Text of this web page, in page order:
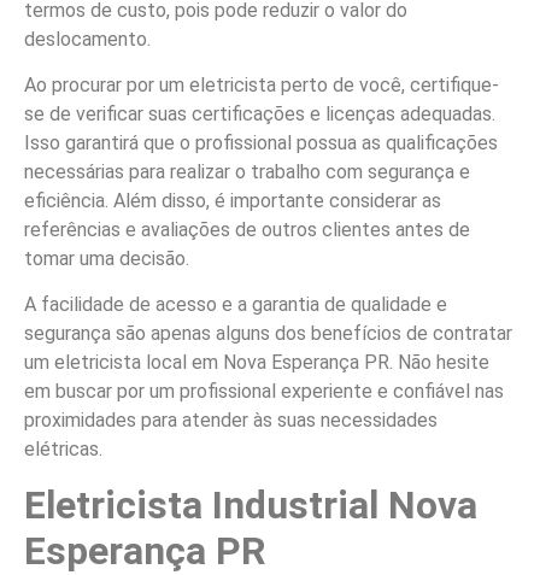
termos de custo, pois pode reduzir o valor do
deslocamento.
Ao procurar por um eletricista perto de você, certifique-
se de verificar suas certificações e licenças adequadas.
Isso garantirá que o profissional possua as qualificações
necessárias para realizar o trabalho com segurança e
eficiência. Além disso, é importante considerar as
referências e avaliações de outros clientes antes de
tomar uma decisão.
A facilidade de acesso e a garantia de qualidade e
segurança são apenas alguns dos benefícios de contratar
um eletricista local em Nova Esperança PR. Não hesite
em buscar por um profissional experiente e confiável nas
proximidades para atender às suas necessidades
elétricas.
Eletricista Industrial Nova
Esperança PR